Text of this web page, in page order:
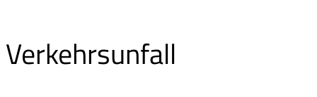
Verkehrsunfall